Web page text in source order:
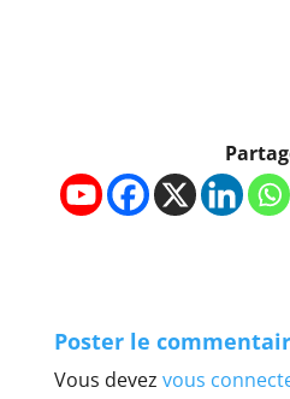
Poster le
Vous devez vous